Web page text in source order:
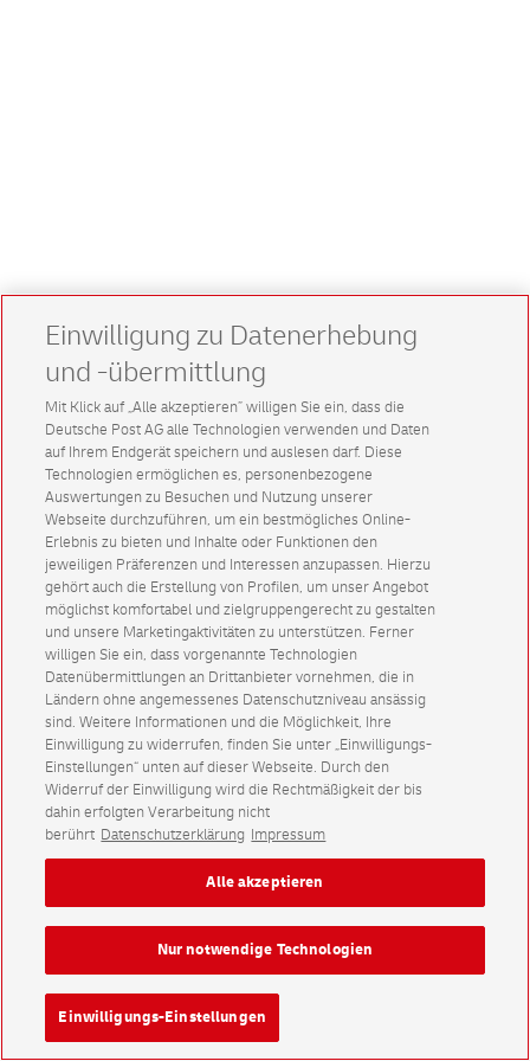
Einwilligung zu Datenerhebung
und -übermittlung
Mit Klick auf „Alle akzeptieren” willigen Sie ein, dass die
Deutsche Post AG alle Technologien verwenden und Daten
auf Ihrem Endgerät speichern und auslesen darf. Diese
Technologien ermöglichen es, personenbezogene
Auswertungen zu Besuchen und Nutzung unserer
Webseite durchzuführen, um ein bestmögliches Online-
Erlebnis zu bieten und Inhalte oder Funktionen den
jeweiligen Präferenzen und Interessen anzupassen. Hierzu
gehört auch die Erstellung von Profilen, um unser Angebot
möglichst komfortabel und zielgruppengerecht zu gestalten
und unsere Marketingaktivitäten zu unterstützen. Ferner
willigen Sie ein, dass vorgenannte Technologien
Datenübermittlungen an Drittanbieter vornehmen, die in
Ländern ohne angemessenes Datenschutzniveau ansässig
sind. Weitere Informationen und die Möglichkeit, Ihre
Einwilligung zu widerrufen, finden Sie unter „Einwilligungs-
Einstellungen“ unten auf dieser Webseite. Durch den
Widerruf der Einwilligung wird die Rechtmäßigkeit der bis
dahin erfolgten Verarbeitung nicht
berührt Datenschutzerklärung Impressum
Einwilligungs-Einstellungen
Nur notwendige Technologien
Alle akzeptieren